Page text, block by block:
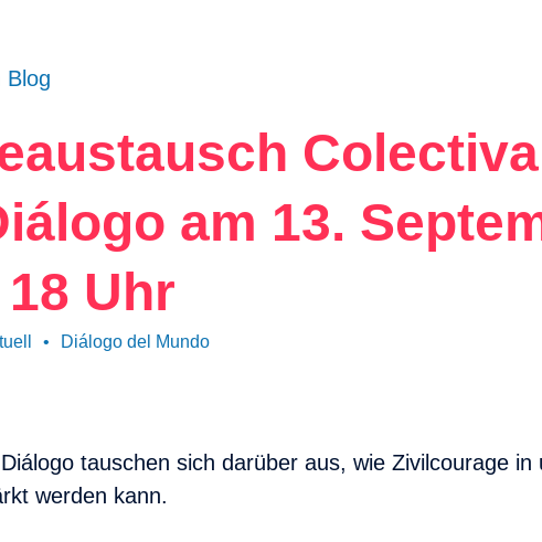
Blog
Colectiva
am 13.
Uhr
• Diálogo del Mundo
tauschen sich darüber aus, wie Zivilcourage in
werden kann.